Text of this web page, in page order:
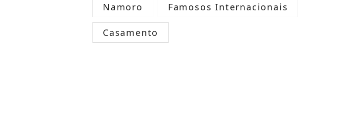
Namoro Famosos Internacionais
Casamento